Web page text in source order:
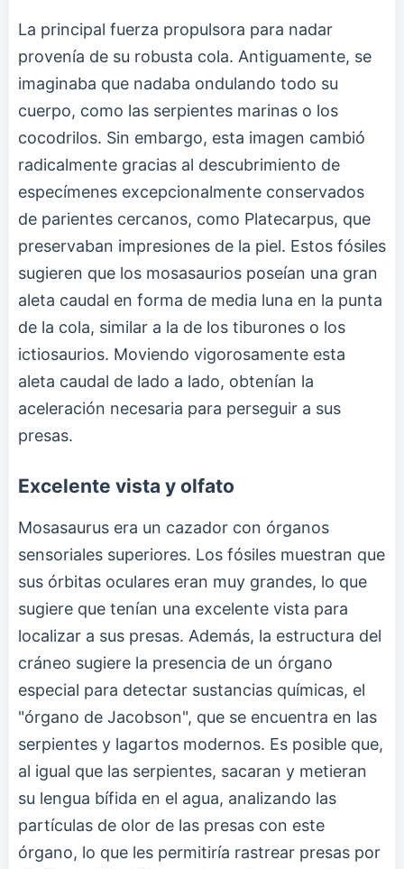
La principal fuerza propulsora para nadar
provenía de su robusta cola. Antiguamente, se
imaginaba que nadaba ondulando todo su
cuerpo, como las serpientes marinas o los
cocodrilos. Sin embargo, esta imagen cambió
radicalmente gracias al descubrimiento de
especímenes excepcionalmente conservados
de parientes cercanos, como Platecarpus, que
preservaban impresiones de la piel. Estos fósiles
sugieren que los mosasaurios poseían una gran
aleta caudal en forma de media luna en la punta
de la cola, similar a la de los tiburones o los
ictiosaurios. Moviendo vigorosamente esta
aleta caudal de lado a lado, obtenían la
aceleración necesaria para perseguir a sus
presas.
Excelente vista y olfato
Mosasaurus era un cazador con órganos
sensoriales superiores. Los fósiles muestran que
sus órbitas oculares eran muy grandes, lo que
sugiere que tenían una excelente vista para
localizar a sus presas. Además, la estructura del
cráneo sugiere la presencia de un órgano
especial para detectar sustancias químicas, el
"órgano de Jacobson", que se encuentra en las
serpientes y lagartos modernos. Es posible que,
al igual que las serpientes, sacaran y metieran
su lengua bífida en el agua, analizando las
partículas de olor de las presas con este
órgano, lo que les permitiría rastrear presas por